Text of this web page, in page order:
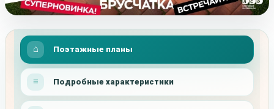
Поэтажные планы
Подробные характеристики